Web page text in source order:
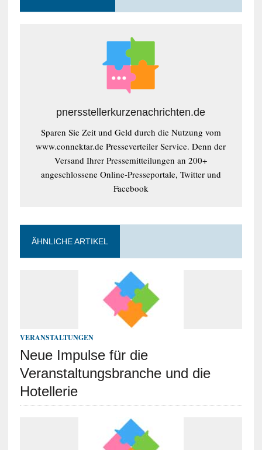
pnersstellerkurzenachrichten.de
Sparen Sie Zeit und Geld durch die Nutzung vom
www.connektar.de Presseverteiler Service. Denn der
Versand Ihrer Pressemitteilungen an 200+
angeschlossene Online-Presseportale, Twitter und
Facebook
ÄHNLICHE ARTIKEL
VERANSTALTUNGEN
Neue Impulse für die
Veranstaltungsbranche und die
Hotellerie